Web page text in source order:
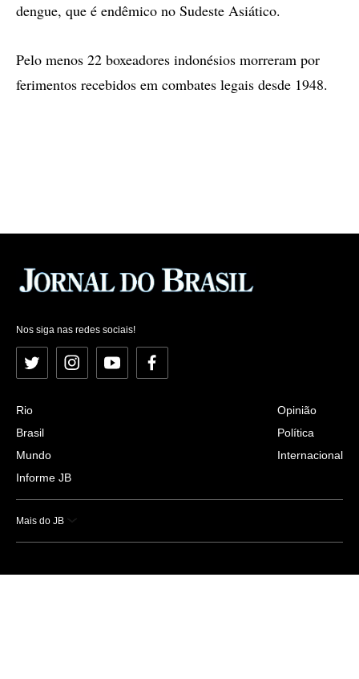
dengue, que é endêmico no Sudeste Asiático.
Pelo menos 22 boxeadores indonésios morreram por
ferimentos recebidos em combates legais desde 1948.
Nos siga nas redes sociais!
Twitter InstagramYouTubeFacebook
Rio
Brasil
Mundo
Informe JB
Opinião
Política
Internacional
Mais do JB
Esportes